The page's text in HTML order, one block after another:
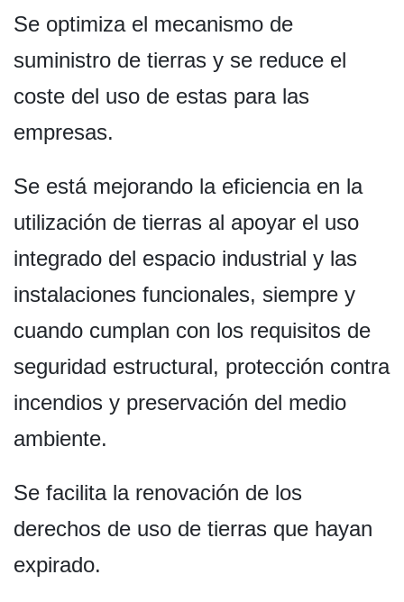
Se optimiza el mecanismo de
suministro de tierras y se reduce el
coste del uso de estas para las
empresas.
Se está mejorando la eficiencia en la
utilización de tierras al apoyar el uso
integrado del espacio industrial y las
instalaciones funcionales, siempre y
cuando cumplan con los requisitos de
seguridad estructural, protección contra
incendios y preservación del medio
ambiente.
Se facilita la renovación de los
derechos de uso de tierras que hayan
expirado.